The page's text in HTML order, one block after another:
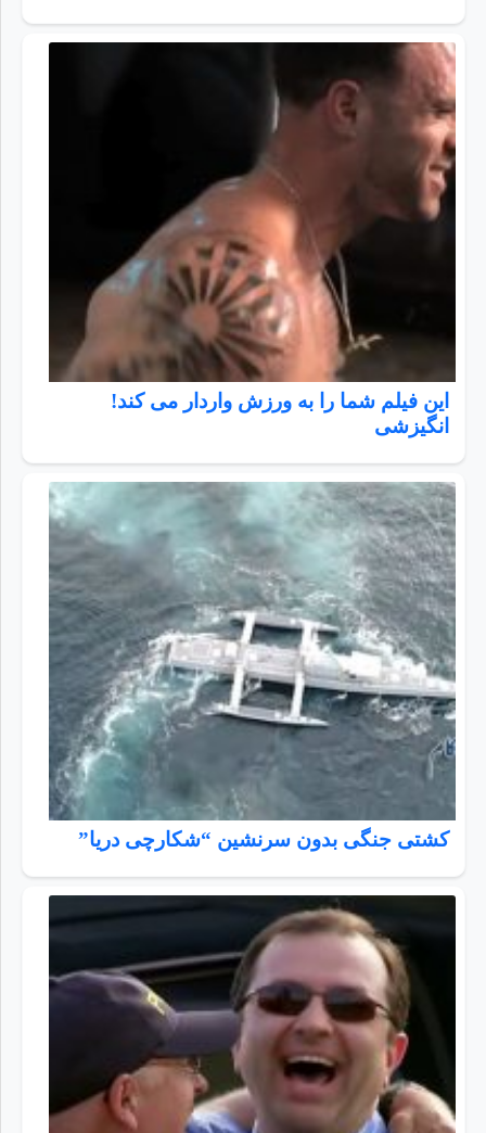
این فیلم شما را به ورزش واردار می کند!
انگیزشی
کشتی جنگی بدون سرنشین “شکارچی دریا”